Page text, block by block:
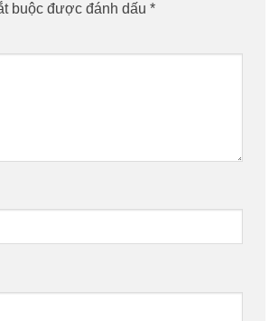
buộc được đánh dấu *